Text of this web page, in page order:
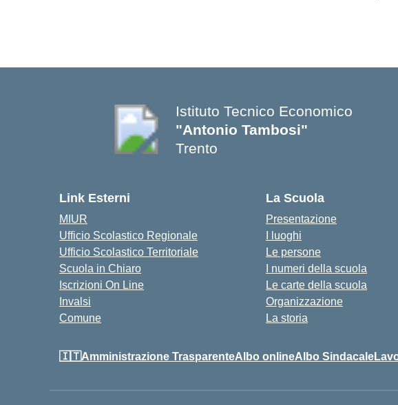
Istituto Tecnico Economico
"Antonio Tambosi"
Trento
Link Esterni
MIUR
Ufficio Scolastico Regionale
Ufficio Scolastico Territoriale
Scuola in Chiaro
Iscrizioni On Line
Invalsi
Comune
La Scuola
Presentazione
I luoghi
Le persone
I numeri della scuola
Le carte della scuola
Organizzazione
La storia
🇮🇹Amministrazione TrasparenteAlbo onlineAlbo Sindacale